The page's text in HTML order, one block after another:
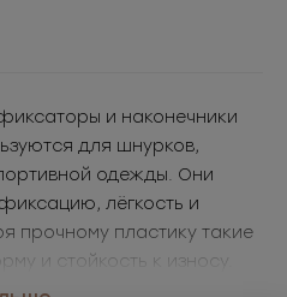
и наконечники
для шнурков,
одежды. Они
лёгкость и
прочному пластику такие
и стойкость к износу.
и аксессуаров